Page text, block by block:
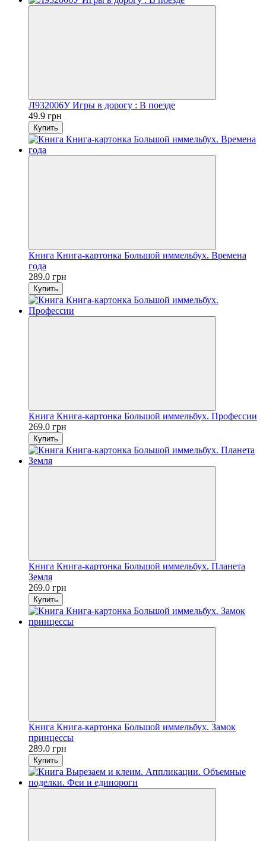
Л932006У Игры в дорогу : В поезде
49.9 грн
Купить
Книга Книга-картонка Большой иммельбух. Времена
года
289.0 грн
Купить
Книга Книга-картонка Большой иммельбух. Профессии
269.0 грн
Купить
Книга Книга-картонка Большой иммельбух. Планета
Земля
269.0 грн
Купить
Книга Книга-картонка Большой иммельбух. Замок
принцессы
289.0 грн
Купить